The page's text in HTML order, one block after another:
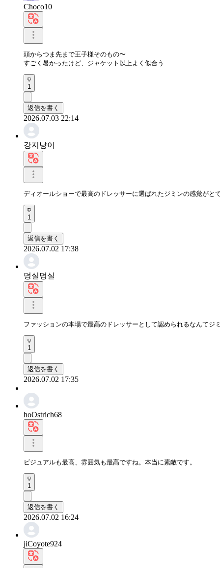
Choco10
頭からつま先まで王子様そのもの〜
すごく暑かったけど、ジャケット以上よく似合う
1
返信を書く
2026.07.03 22:14
강지냥이
ディオールショーで最高のドレッサーに選ばれたジミンの感覚が
1
返信を書く
2026.07.02 17:38
덩실덩실
ファッションの本場で最高のドレッサーとして認められるなんて
1
返信を書く
2026.07.02 17:35
hoOstrich68
ビジュアルも最高、雰囲気も最高ですね。本当に素敵です。
1
返信を書く
2026.07.02 16:24
jiCoyote924